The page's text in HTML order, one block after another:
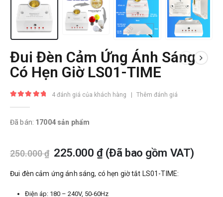
Đui Đèn Cảm Ứng Ánh Sáng
Có Hẹn Giờ LS01-TIME
4 đánh giá của khách hàng | Thêm đánh giá
Đã bán: 17004 sản phẩm
250.000₫ 225.000 ₫(Đã bao gồm VAT)
Đui đèn cảm ứng ánh sáng, có hẹn giờ tắt LS01-TIME:
Điện áp: 180 – 240V, 50-60Hz